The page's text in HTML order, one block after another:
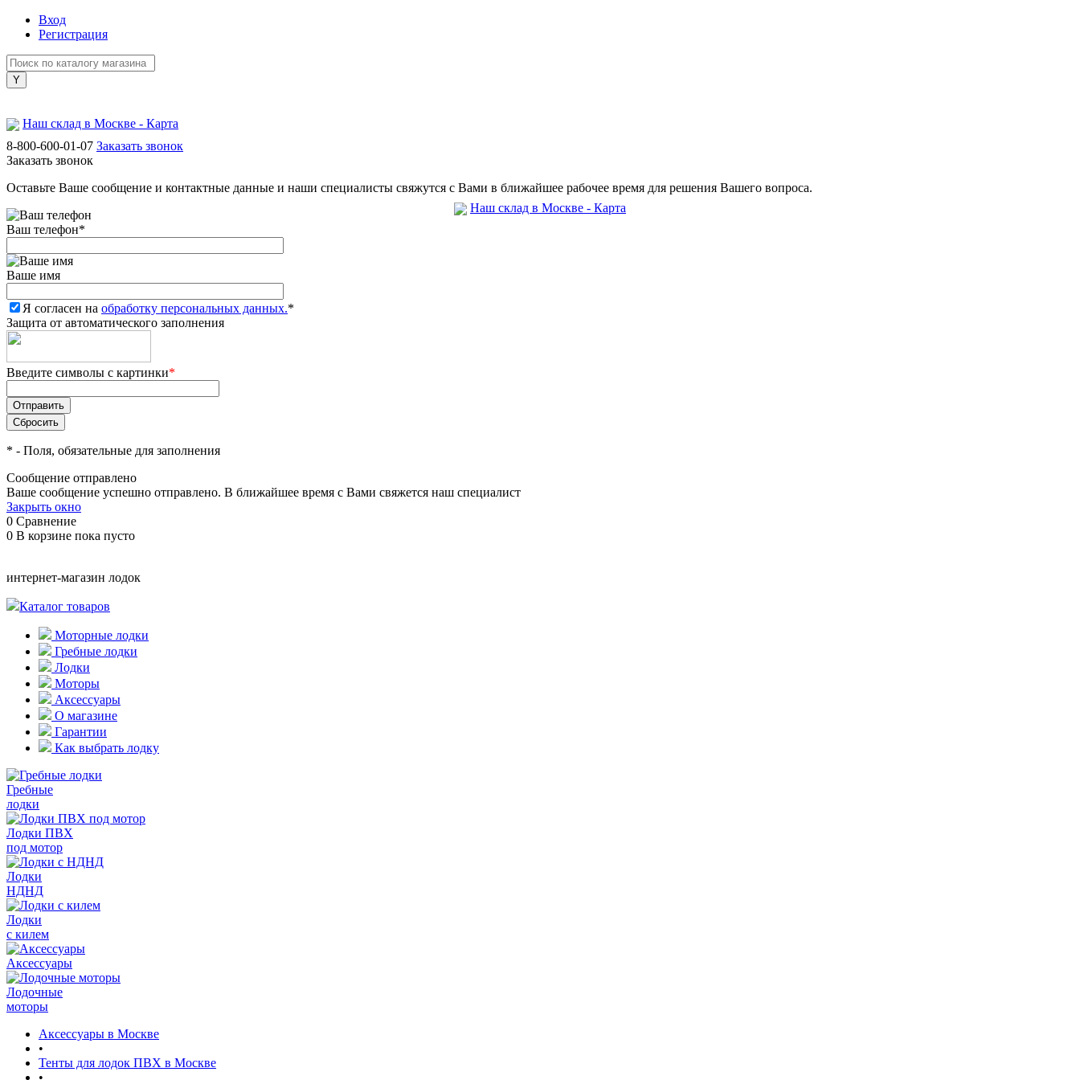
Вход
Регистрация
Наш склад в Москве - Карта
Наш склад в Москве - Карта
8-800-600-01-07 Заказать звонок
Заказать звонок
Оставьте Ваше сообщение и контактные данные и наши специалисты свяжутся с Вами в ближайшее рабочее время для решения Вашего вопроса.
Ваш телефон*
Ваше имя
Я согласен на обработку персональных данных.*
Защита от автоматического заполнения
Введите символы с картинки*
* - Поля, обязательные для заполнения
Сообщение отправлено
Ваше сообщение успешно отправлено. В ближайшее время с Вами свяжется наш специалист
Закрыть окно
0 Сравнение
0 В корзине пока пусто
интернет-магазин лодок
Каталог товаров
Моторные лодки
Гребные лодки
Лодки
Моторы
Аксессуары
О магазине
Гарантии
Как выбрать лодку
Гребные
лодки
Лодки ПВХ
под мотор
Лодки
НДНД
Лодки
с килем
Аксессуары
Лодочные
моторы
Аксессуары в Москве
•
Тенты для лодок ПВХ в Москве